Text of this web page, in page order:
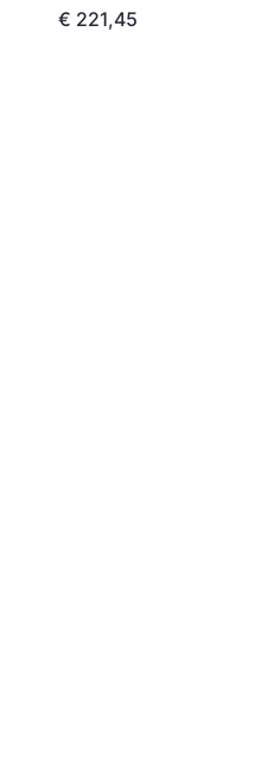
€ 221,45